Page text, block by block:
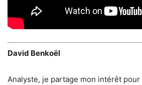
David Benkoël
Analyste, je partage mon intérêt